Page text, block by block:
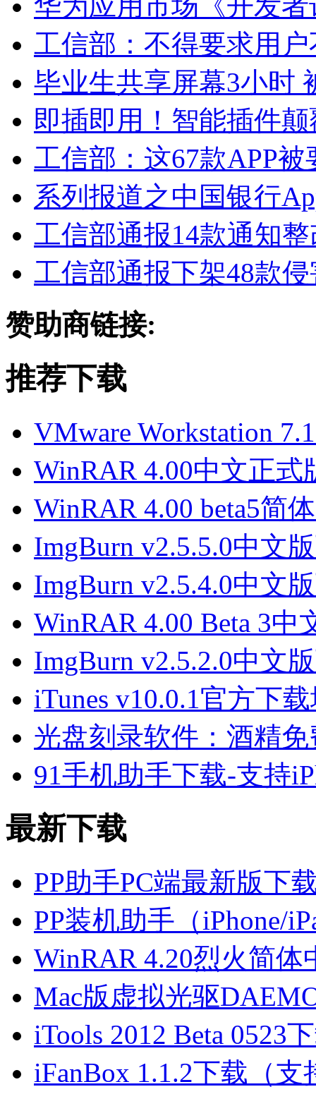
华为应用市场《开发
工信部：不得要求用
毕业生共享屏幕3小时
即插即用！智能插件
工信部：这67款APP
系列报道之中国银行
工信部通报14款通知
工信部通报下架48款
赞助商链接:
推荐下载
VMware Workstation
WinRAR 4.00中文正式
WinRAR 4.00 beta5简
ImgBurn v2.5.5.0中文
ImgBurn v2.5.4.0中文
WinRAR 4.00 Beta 3中
ImgBurn v2.5.2.0中文
iTunes v10.0.1官方下
光盘刻录软件：酒精
91手机助手下载-支持
最新下载
PP助手PC端最新版下
PP装机助手（iPhone/
WinRAR 4.20烈火简体
Mac版虚拟光驱
iTools 2012 Beta 0523
iFanBox 1.1.2下载（支